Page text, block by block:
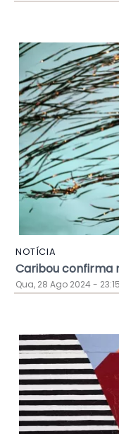
NOTÍCIA
Caribou confirma
Qua, 28 Ago 2024 - 23:15